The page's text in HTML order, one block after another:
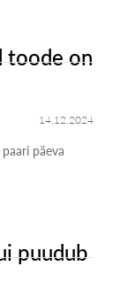
toode on
14.12.2024
päeva
puudub